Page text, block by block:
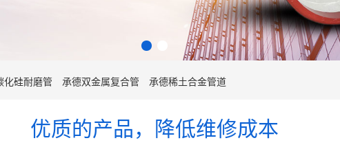
化硅耐磨管 承德双金属复合管 承德稀土合金管道
优质的产品，降低维修成本